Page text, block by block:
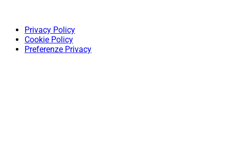
Privacy Policy
Cookie Policy
Preferenze Privacy